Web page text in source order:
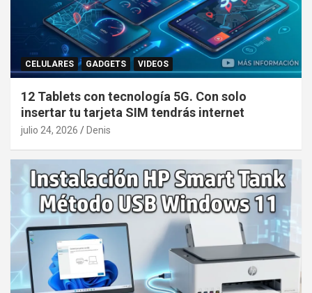
CELULARES GADGETS VIDEOS
12 Tablets con tecnología 5G. Con solo
insertar tu tarjeta SIM tendrás internet
julio 24, 2026 Denis